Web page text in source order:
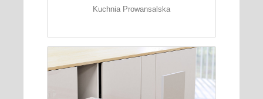
Kuchnia Prowansalska